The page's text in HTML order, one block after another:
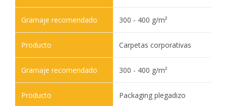
300 - 400 g/m²
Carpetas corporativas
300 - 400 g/m²
Packaging plegadizo